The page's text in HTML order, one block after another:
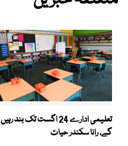
تعلیمی ادارے 24 اگست تک بند رہیں
گے، رانا سکندر حیات